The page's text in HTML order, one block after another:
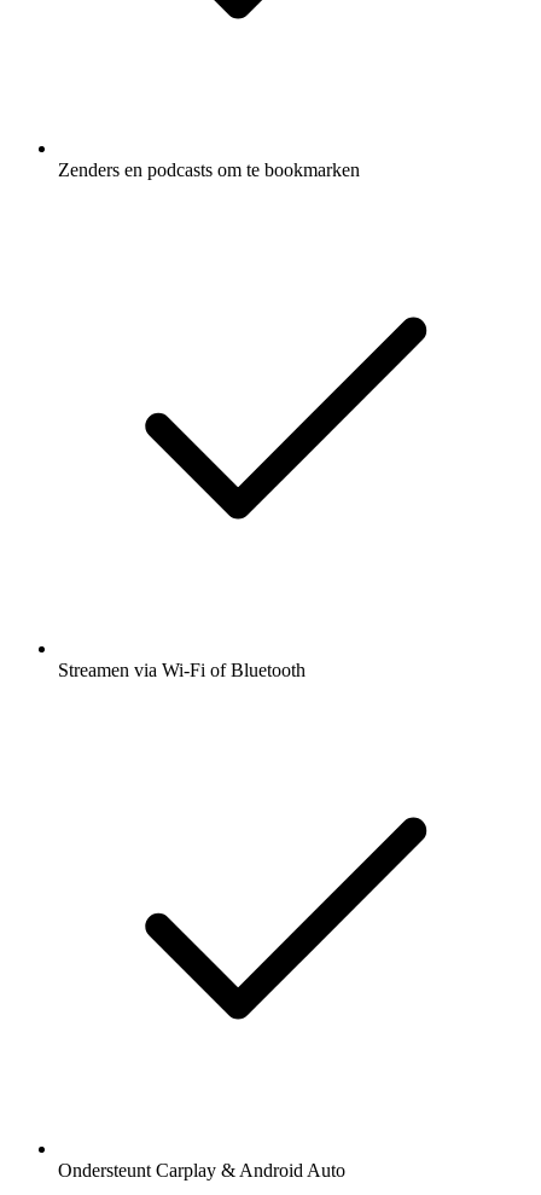
Zenders en podcasts om te bookmarken
Streamen via Wi-Fi of Bluetooth
Ondersteunt Carplay & Android Auto